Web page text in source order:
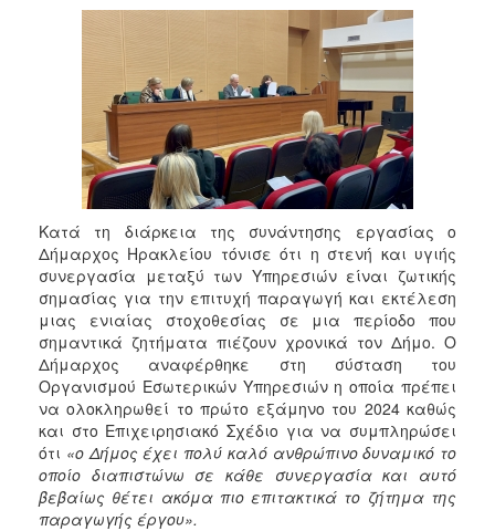
2012
2006
ΔΗΜΟΤΗΣ
ΕΠΙΣΚΕΠΤΗΣ
ΗΡΑΚΛΕΙΟ
Κατά τη διάρκεια της συνάντησης εργασίας ο
Δήμαρχος Ηρακλείου τόνισε ότι η στενή και υγιής
συνεργασία μεταξύ των Υπηρεσιών είναι ζωτικής
σημασίας για την επιτυχή παραγωγή και εκτέλεση
μιας ενιαίας στοχοθεσίας σε μια περίοδο που
σημαντικά ζητήματα πιέζουν χρονικά τον Δήμο. Ο
Δήμαρχος αναφέρθηκε στη σύσταση του
Οργανισμού Εσωτερικών Υπηρεσιών η οποία πρέπει
να ολοκληρωθεί το πρώτο εξάμηνο του 2024 καθώς
και στο Επιχειρησιακό Σχέδιο για να συμπληρώσει
ότι «ο Δήμος έχει πολύ καλό ανθρώπινο δυναμικό το
οποίο διαπιστώνω σε κάθε συνεργασία και αυτό
βεβαίως θέτει ακόμα πιο επιτακτικά το ζήτημα της
παραγωγής έργου».